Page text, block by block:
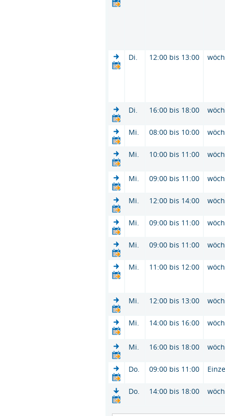
Di. 12:00 bis 13:00
Di. 16:00 bis 18:00
Mi. 08:00 bis 10:00
Mi. 10:00 bis 11:00
Mi. 09:00 bis 11:00
Mi. 12:00 bis 14:00
Mi. 09:00 bis 11:00
Mi. 09:00 bis 11:00
Mi. 11:00 bis 12:00
Mi. 12:00 bis 13:00
Mi. 14:00 bis 16:00
Mi. 16:00 bis 18:00
Do. 09:00 bis 11:00
Do. 14:00 bis 18:00